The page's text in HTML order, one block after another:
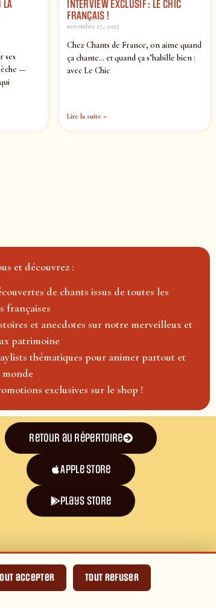
accepter Tout refuser
LA
ses
—
INTERVIEW EXCLUSIF : LE CHIC
FRANÇAIS !
novembre 27, 2025
Chez Chants de France, on aime quand
ça chante… et quand ça s’habille bien :
avec Le Chic
Lire la suite »
et découvrez :
de chants issus de toutes les
françaises
et anecdotes sur notre merveilleux et
patrimoine
thématiques pour animer partout et
exclusives sur le shop !
Retour au répertoire
Apple Store
plays store